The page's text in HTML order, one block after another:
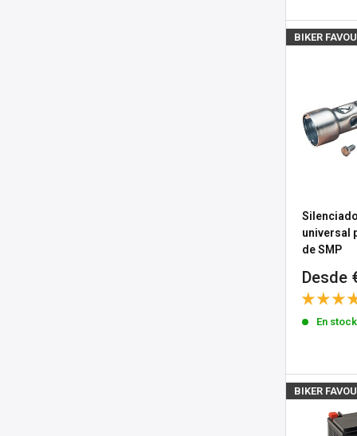
BIKER
universal
de SMP
Precio
de
venta
Desde
En stock
BIKER